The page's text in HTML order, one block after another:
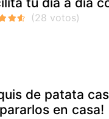
de patata
en casa!